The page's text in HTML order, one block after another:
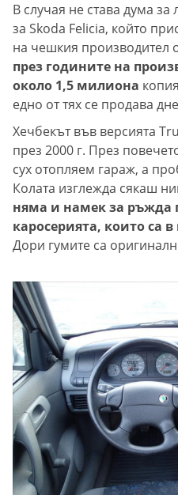
В случая не става дума за
за Skoda Felicia, който
на чешкия производител
през годините на
около 1,5 милиона
едно от тях се продава
Хечбекът във версията
през 2000 г. През
сух отопляем гараж, а
Колата изглежда сякаш
няма и намек за ръжда
каросерията, които са
Дори гумите са